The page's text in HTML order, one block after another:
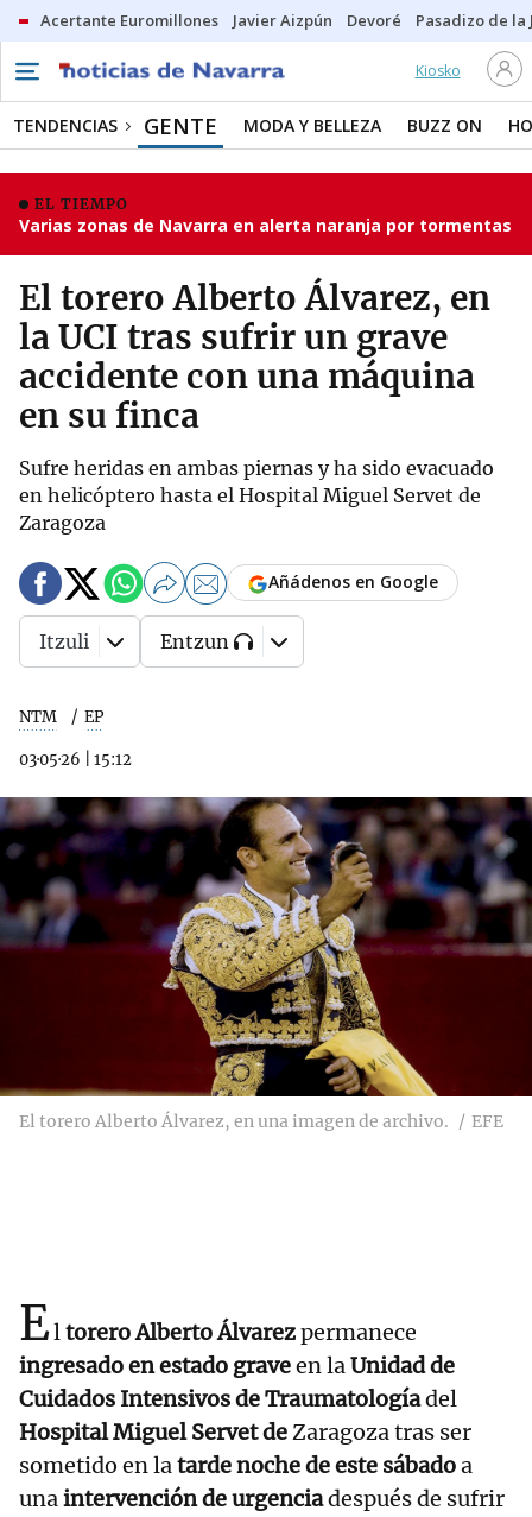
Acertante Euromillones Javier Aizpún Devoré Pasadizo de la
Kiosko
TENDENCIAS GENTE MODA Y BELLEZA BUZZ ON
EL TIEMPO
Varias zonas de Navarra en alerta naranja por tormentas
El torero Alberto Álvarez, en
la UCI tras sufrir un grave
accidente con una máquina
en su finca
Sufre heridas en ambas piernas y ha sido evacuado
en helicóptero hasta el Hospital Miguel Servet de
Zaragoza
NTM EP
03·05·26 15:12
Añádenos en Google
Itzuli Entzun
El torero Alberto Álvarez, en una imagen de archivo. EFE
Eltorero Alberto Álvarezpermanece
ingresado en estado graveen laUnidad de
Cuidados Intensivos de Traumatologíadel
Hospital Miguel Servet deZaragoza tras ser
sometido en latarde noche de este sábadoa
unaintervención de urgenciadespués de sufrir